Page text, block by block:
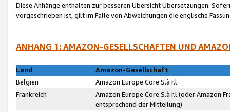
Diese Anhänge enthalten zur besseren Übersicht Übersetzungen.
vorgeschrieben ist, gilt im Falle von Abweichungen die englische
ANHANG 1: AMAZON-GESELLSCHAFTEN UND
Land
Amazon-Gesellschaft
Belgien
Amazon Europe Core S.à r.l.
Frankreich
Amazon Europe Core S.à r.l.(oder Amazon
entsprechend der Mitteilung)